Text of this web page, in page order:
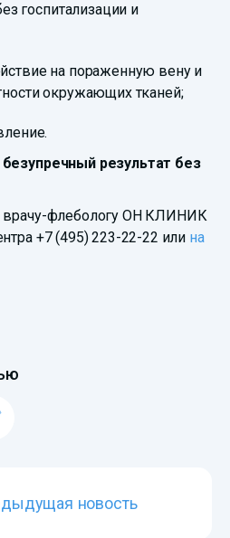
госпитализации и
на пораженную вену и
окружающих тканей;
результат без
врачу-флебологу ОН КЛИНИК
+7 (495) 223-22-22 или на
новость